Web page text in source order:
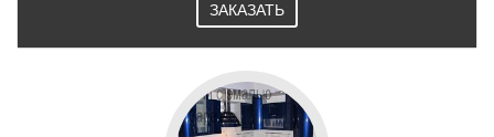
ЗАКАЗАТЬ